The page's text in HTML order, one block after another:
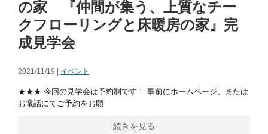
の家 『仲間が集う、上質なチー
クフローリングと床暖房の家』完
成見学会
2021/11/19 | イベント
★★★ 今回の見学会は予約制です！ 事前にホームページ、または
お電話にてご予約をお願
続きを見る